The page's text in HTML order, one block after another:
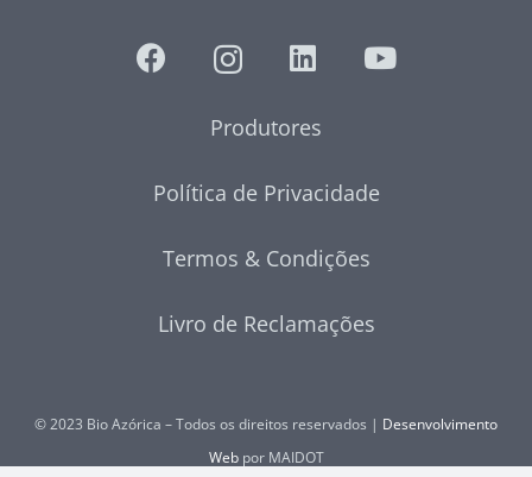
Produtores
Política de Privacidade
Termos & Condições
Livro de Reclamações
© 2023 Bio Azórica – Todos os direitos reservados | Desenvolvimento
Webpor MAIDOT